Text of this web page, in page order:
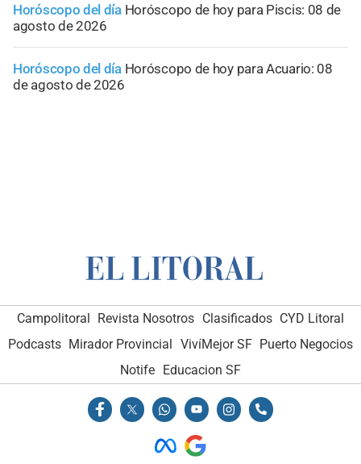
Horóscopo del día Horóscopo de hoy para Piscis: 08 de
agosto de 2026
Horóscopo del día Horóscopo de hoy para Acuario: 08
de agosto de 2026
Campolitoral Revista Nosotros Clasificados CYD Litoral
Podcasts Mirador Provincial VivíMejor SF Puerto Negocios
Notife Educacion SF